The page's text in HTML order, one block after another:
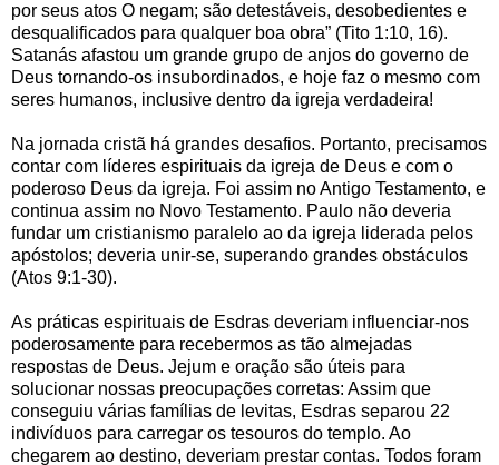
por seus atos O negam; são detestáveis, desobedientes e
desqualificados para qualquer boa obra” (Tito 1:10, 16).
Satanás afastou um grande grupo de anjos do governo de
Deus tornando-os insubordinados, e hoje faz o mesmo com
seres humanos, inclusive dentro da igreja verdadeira!
Na jornada cristã há grandes desafios. Portanto, precisamos
contar com líderes espirituais da igreja de Deus e com o
poderoso Deus da igreja. Foi assim no Antigo Testamento, e
continua assim no Novo Testamento. Paulo não deveria
fundar um cristianismo paralelo ao da igreja liderada pelos
apóstolos; deveria unir-se, superando grandes obstáculos
(Atos 9:1-30).
As práticas espirituais de Esdras deveriam influenciar-nos
poderosamente para recebermos as tão almejadas
respostas de Deus. Jejum e oração são úteis para
solucionar nossas preocupações corretas: Assim que
conseguiu várias famílias de levitas, Esdras separou 22
indivíduos para carregar os tesouros do templo. Ao
chegarem ao destino, deveriam prestar contas. Todos foram